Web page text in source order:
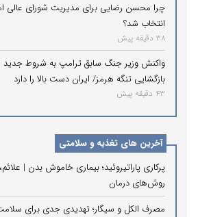
چرا محسن رضایی برای مدیریت شورای عالی
انتخاب شد؟
38 دقیقه پیش
واکنش وزیر جنگ سابق ترامپ به شروط جدید
بازگشایی تنگه هرمز/ ایران دست بالا را دارد
43 دقیقه پیش
آخرین های تغذیه و سلامتی
پرکاری پاراتیروئید؛ بیماری خاموش بدن |
روش‌های درمان
مصرف الکل و سیگار؛ تهدیدی جدی برای